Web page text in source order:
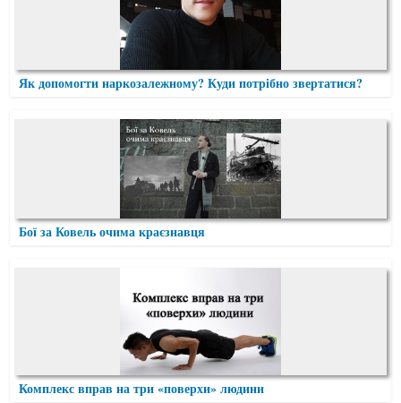
Як допомогти наркозалежному? Куди потрібно звертатися?
Бої за Ковель очима краєзнавця
Комплекс вправ на три «поверхи» людини